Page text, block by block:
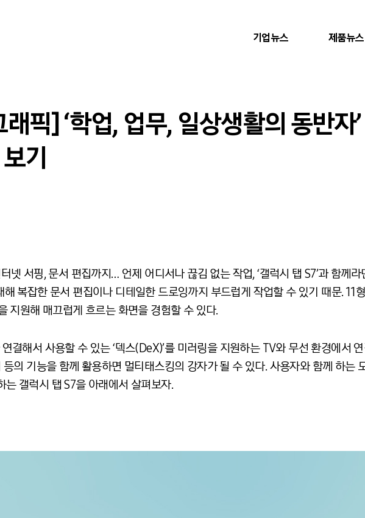
기업뉴스 제품뉴스
픽] ‘학업, 업무, 일상생활의 동반자
기
넷 서핑, 문서 편집까지… 언제 어디서나 끊김 없는 작업, ‘갤럭시 탭 S7’과 함께
해 복잡한 문서 편집이나 디테일한 드로잉까지 부드럽게 작업할 수 있기 때문. 11
지원해 매끄럽게 흐르는 화면을 경험할 수 있다.
결해서 사용할 수 있는 ‘덱스(DeX)’를 미러링을 지원하는 TV와 무선 환경에서
등의 기능을 함께 활용하면 멀티태스킹의 강자가 될 수 있다. 사용자와 함께 하는
는 갤럭시 탭 S7을 아래에서 살펴보자.